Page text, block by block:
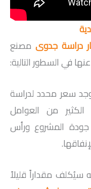
دراسة جدوى مصنع
في السطور التالية:
سعر محدد لدراسة
من العوامل
المشروع ورأس
مقداراً قليلاً